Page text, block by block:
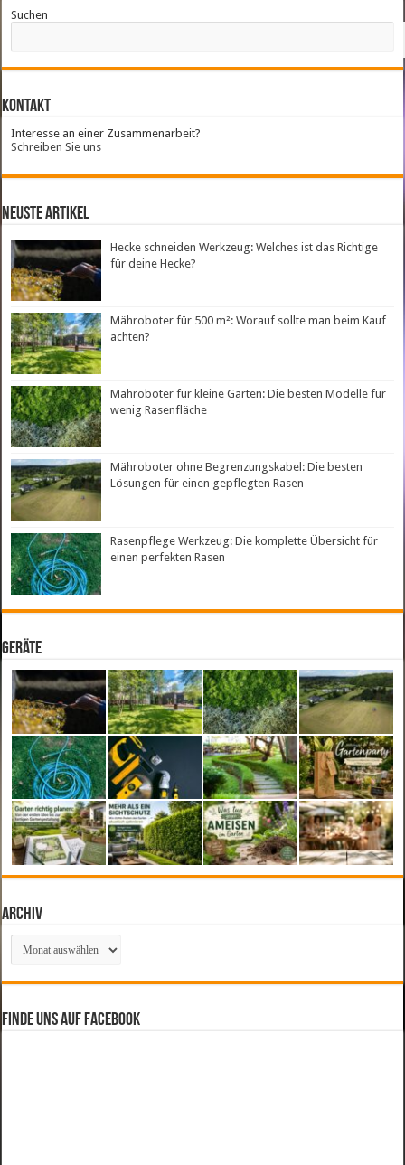
Suchen
Kontakt
Interesse an einer Zusammenarbeit?
Schreiben Sie uns
neuste Artikel
Hecke schneiden Werkzeug: Welches ist das Richtige
für deine Hecke?
Mähroboter für 500 m²: Worauf sollte man beim Kauf
achten?
Mähroboter für kleine Gärten: Die besten Modelle für
wenig Rasenfläche
Mähroboter ohne Begrenzungskabel: Die besten
Lösungen für einen gepflegten Rasen
Rasenpflege Werkzeug: Die komplette Übersicht für
einen perfekten Rasen
Geräte
Archiv
Archiv
Finde uns auf Facebook